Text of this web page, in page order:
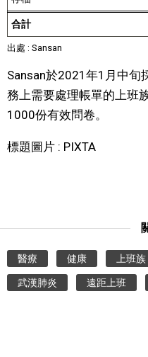
合計
出處 : Sansan
Sansan於2021年1月中旬
務上需要處理帳單的上班
1000份有效問卷。
標題圖片 : PIXTA
醫療 健康 上班族
武漢肺炎 遠距上班